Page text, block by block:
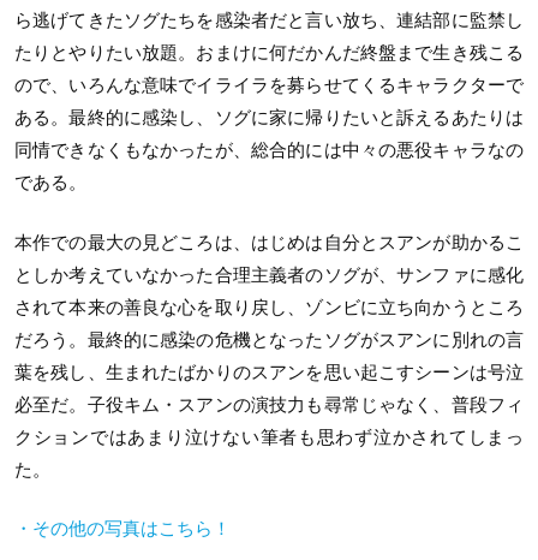
ら逃げてきたソグたちを感染者だと言い放ち、連結部に監禁し
たりとやりたい放題。おまけに何だかんだ終盤まで生き残こる
ので、いろんな意味でイライラを募らせてくるキャラクターで
ある。最終的に感染し、ソグに家に帰りたいと訴えるあたりは
同情できなくもなかったが、総合的には中々の悪役キャラなの
である。
本作での最大の見どころは、はじめは自分とスアンが助かるこ
としか考えていなかった合理主義者のソグが、サンファに感化
されて本来の善良な心を取り戻し、ゾンビに立ち向かうところ
だろう。最終的に感染の危機となったソグがスアンに別れの言
葉を残し、生まれたばかりのスアンを思い起こすシーンは号泣
必至だ。子役キム・スアンの演技力も尋常じゃなく、普段フィ
クションではあまり泣けない筆者も思わず泣かされてしまっ
た。
・その他の写真はこちら！